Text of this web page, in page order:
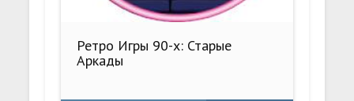
Ретро Игры 90-х: Старые
Аркады